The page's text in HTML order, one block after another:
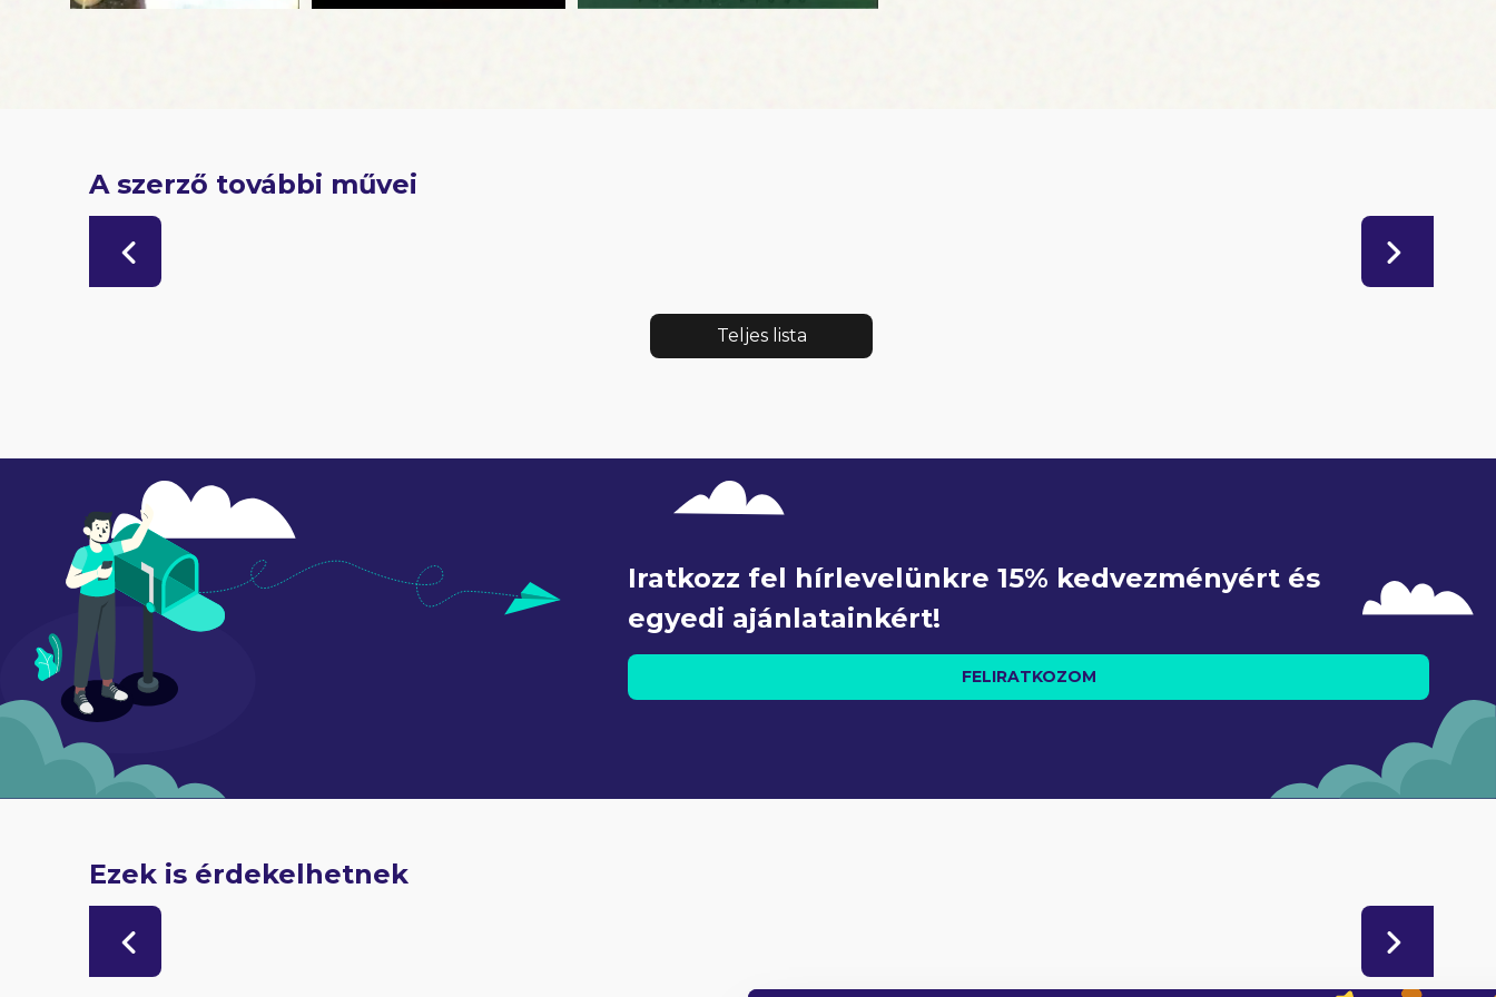
A szerző további művei
Teljes lista
Iratkozz fel hírlevelünkre 15% kedvezményért és
egyedi ajánlatainkért!
FELIRATKOZOM
Ezek is érdekelhetnek